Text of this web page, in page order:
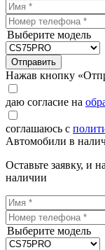
Выберите модель
Отправить
Нажав кнопку
даю согласие на
соглашаюсь с
Автомобили в
Оставьте заявку, и
наличии
Выберите модель